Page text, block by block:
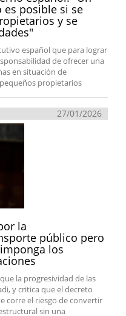
es posible si se
y se
español que para lograr
de ofrecer una
en situación de
propietarios
27/01/2026
la
público pero
los
la progresividad de las
y critica que el decreto
corre el riesgo de convertir
sin una